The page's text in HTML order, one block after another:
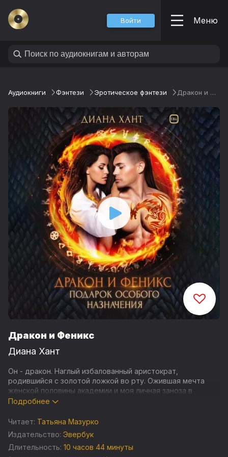
Войти Меню
Аудиокниги Фэнтези Эротическое фэнтези Дракон и Феникс
Дракон и Феникс
Диана Хант
Он - дракон. Наглый избалованный аристократ,
родившийся с золотой ложкой во рту. Ожившая мечта
женской половины академии и моя личная заноза в
заднице.
Досадный инцидент привел к тому, что мы оказались в
связке. Практикумы, зачёты, испытания - теперь только
вместе! Только в паре.
Подробнее
Читает: Татьяна Мазурко
Издательство: Эвербук
Длительность: 10 часов 44 минуты